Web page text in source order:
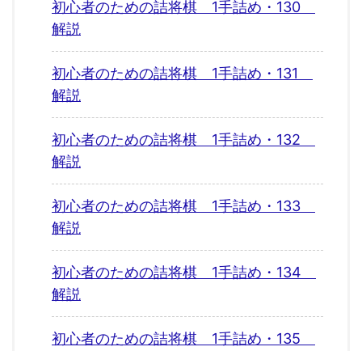
初心者のための詰将棋 1手詰め・130
解説
初心者のための詰将棋 1手詰め・131
解説
初心者のための詰将棋 1手詰め・132
解説
初心者のための詰将棋 1手詰め・133
解説
初心者のための詰将棋 1手詰め・134
解説
初心者のための詰将棋 1手詰め・135